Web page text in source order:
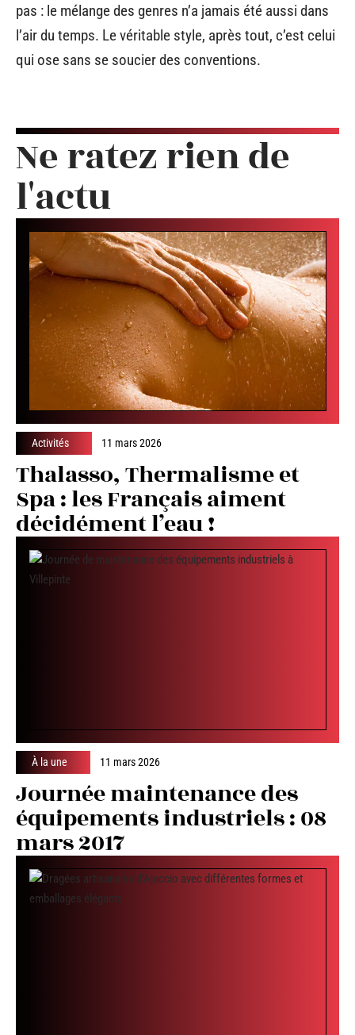
pas : le mélange des genres n’a jamais été aussi dans
l’air du temps. Le véritable style, après tout, c’est celui
qui ose sans se soucier des conventions.
Ne ratez rien de
l'actu
Activités 11 mars 2026
Thalasso, Thermalisme et
Spa : les Français aiment
décidément l’eau !
À la une 11 mars 2026
Journée maintenance des
équipements industriels : 08
mars 2017